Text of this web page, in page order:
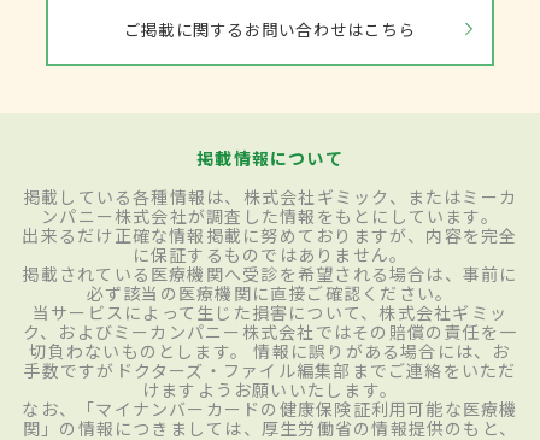
ご掲載に関するお問い合わせはこちら
掲載情報について
掲載している各種情報は、株式会社ギミック、またはミーカ
ンパニー株式会社が調査した情報をもとにしています。
出来るだけ正確な情報掲載に努めておりますが、内容を完全
に保証するものではありません。
掲載されている医療機関へ受診を希望される場合は、事前に
必ず該当の医療機関に直接ご確認ください。
当サービスによって生じた損害について、株式会社ギミッ
ク、およびミーカンパニー株式会社ではその賠償の責任を一
切負わないものとします。 情報に誤りがある場合には、お
手数ですがドクターズ・ファイル編集部までご連絡をいただ
けますようお願いいたします。
なお、「マイナンバーカードの健康保険証利用可能な医療機
関」の情報につきましては、厚生労働省の情報提供のもと、